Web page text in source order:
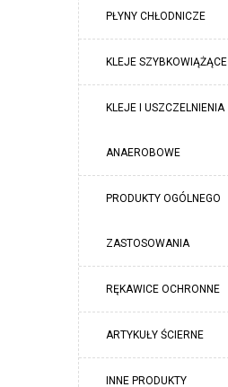
PŁYNY CHŁODNICZE
KLEJE SZYBKOWIĄŻĄCE
KLEJE I USZCZELNIENIA
ANAEROBOWE
PRODUKTY OGÓLNEGO
ZASTOSOWANIA
RĘKAWICE OCHRONNE
ARTYKUŁY ŚCIERNE
INNE PRODUKTY